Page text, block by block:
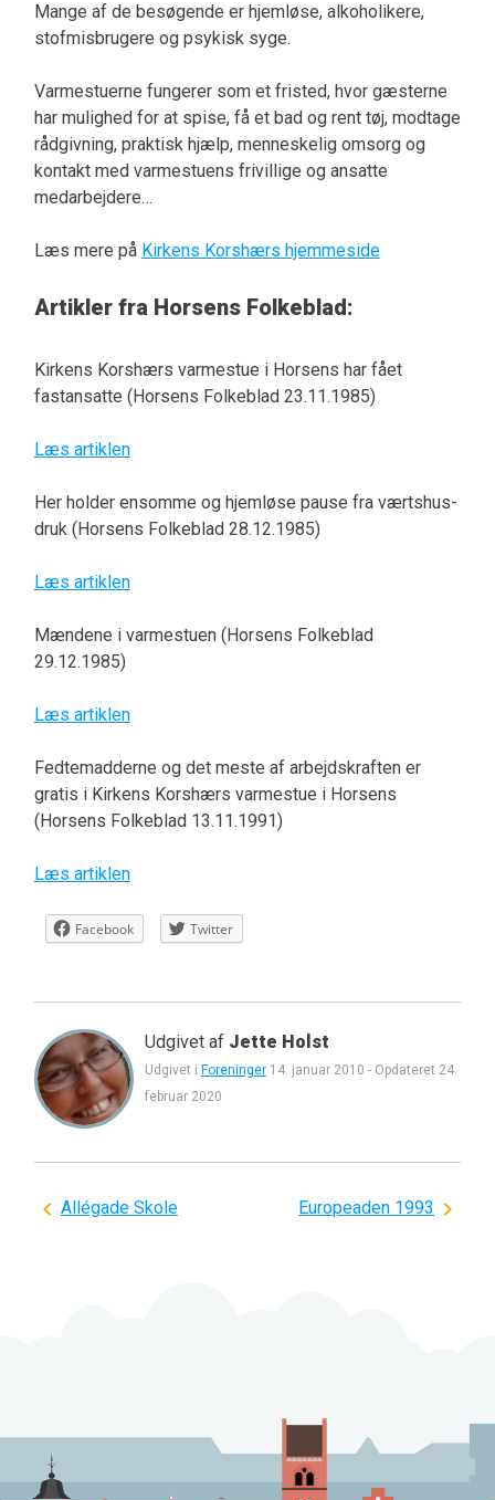
Mange af de besøgende er hjemløse, alkoholikere,
stofmisbrugere og psykisk syge.
Varmestuerne fungerer som et fristed, hvor gæsterne
har mulighed for at spise, få et bad og rent tøj, modtage
rådgivning, praktisk hjælp, menneskelig omsorg og
kontakt med varmestuens frivillige og ansatte
medarbejdere…
Læs mere på Kirkens Korshærs hjemmeside
Artikler fra Horsens Folkeblad:
Kirkens Korshærs varmestue i Horsens har fået
fastansatte (Horsens Folkeblad 23.11.1985)
Læs artiklen
Her holder ensomme og hjemløse pause fra værtshus-
druk (Horsens Folkeblad 28.12.1985)
Læs artiklen
Mændene i varmestuen (Horsens Folkeblad
29.12.1985)
Læs artiklen
Fedtemadderne og det meste af arbejdskraften er
gratis i Kirkens Korshærs varmestue i Horsens
(Horsens Folkeblad 13.11.1991)
Læs artiklen
Facebook Twitter
Udgivet af Jette Holst
Udgivet i Foreninger 14. januar 2010 - Opdateret 24.
februar 2020
Indlægsnavigation
Allégade Skole Europeaden 1993